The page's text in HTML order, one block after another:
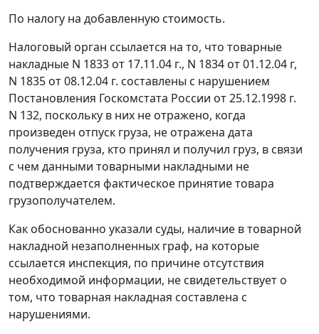
По налогу на добавленную стоимость.
Налоговый орган ссылается на то, что товарные
накладные N 1833 от 17.11.04 г., N 1834 от 01.12.04 г,
N 1835 от 08.12.04 г. составлены с нарушением
Постановления Госкомстата России от 25.12.1998 г.
N 132, поскольку в них не отражено, когда
произведен отпуск груза, не отражена дата
получения груза, кто принял и получил груз, в связи
с чем данными товарными накладными не
подтверждается фактическое принятие товара
грузополучателем.
Как обоснованно указали суды, наличие в товарной
накладной незаполненных граф, на которые
ссылается инспекция, по причине отсутствия
необходимой информации, не свидетельствует о
том, что товарная накладная составлена с
нарушениями.